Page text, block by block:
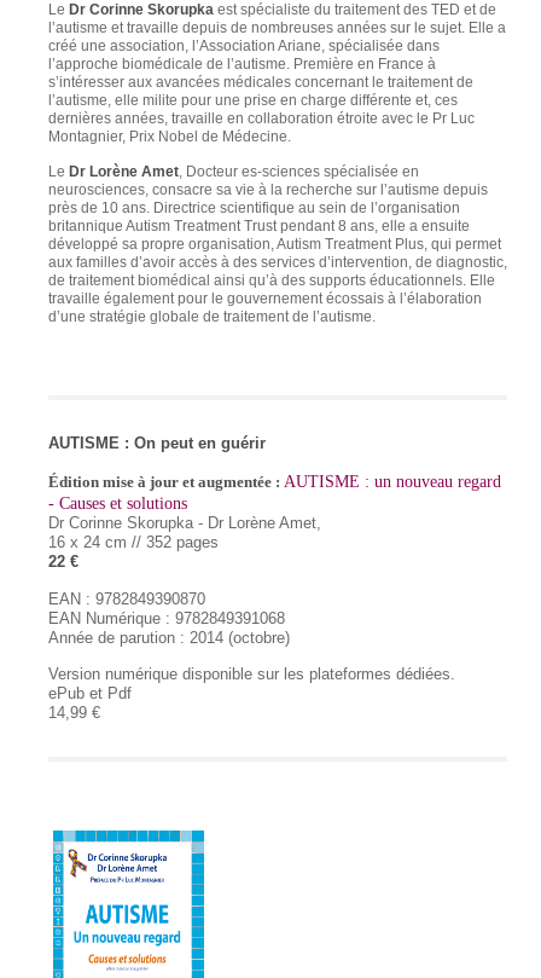
Le Dr Corinne Skorupka est spécialiste du traitement des TED et de
l’autisme et travaille depuis de nombreuses années sur le sujet. Elle a
créé une association, l’Association Ariane, spécialisée dans
l’approche biomédicale de l’autisme. Première en France à
s’intéresser aux avancées médicales concernant le traitement de
l’autisme, elle milite pour une prise en charge différente et, ces
dernières années, travaille en collaboration étroite avec le Pr Luc
Montagnier, Prix Nobel de Médecine.
Le Dr Lorène Amet, Docteur es-sciences spécialisée en
neurosciences, consacre sa vie à la recherche sur l’autisme depuis
près de 10 ans. Directrice scientifique au sein de l’organisation
britannique Autism Treatment Trust pendant 8 ans, elle a ensuite
développé sa propre organisation, Autism Treatment Plus, qui permet
aux familles d’avoir accès à des services d’intervention, de diagnostic,
de traitement biomédical ainsi qu’à des supports éducationnels. Elle
travaille également pour le gouvernement écossais à l’élaboration
d’une stratégie globale de traitement de l’autisme.
AUTISME : On peut en guérir
Édition mise à jour et augmentée : AUTISME : un nouveau regard
- Causes et solutions
Dr Corinne Skorupka - Dr Lorène Amet,
16 x 24 cm // 352 pages
22 €
EAN : 9782849390870
EAN Numérique : 9782849391068
Année de parution : 2014 (octobre)
Version numérique disponible sur les plateformes dédiées.
ePub et Pdf
14,99 €